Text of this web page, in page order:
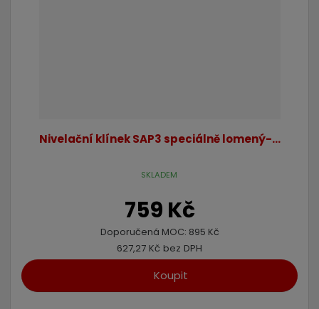
Nivelační klínek SAP3 speciálně lomený-...
759 Kč
Doporučená MOC: 895 Kč
627,27 Kč bez DPH
Koupit
SKLADEM